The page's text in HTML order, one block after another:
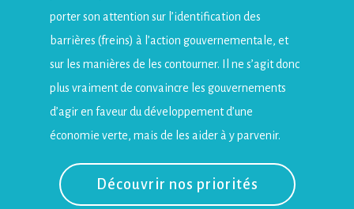
porter son attention sur l’identification des
barrières (freins) à l’action gouvernementale, et
sur les manières de les contourner. Il ne s’agit donc
plus vraiment de convaincre les gouvernements
d’agir en faveur du développement d’une
économie verte, mais de les aider à y parvenir.
Découvrir nos priorités